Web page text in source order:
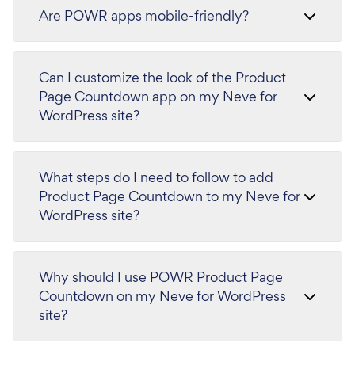
Are POWR apps mobile-friendly?
Can I customize the look of the Product
Page Countdown app on my Neve for
WordPress site?
What steps do I need to follow to add
Product Page Countdown to my Neve for
WordPress site?
Why should I use POWR Product Page
Countdown on my Neve for WordPress
site?